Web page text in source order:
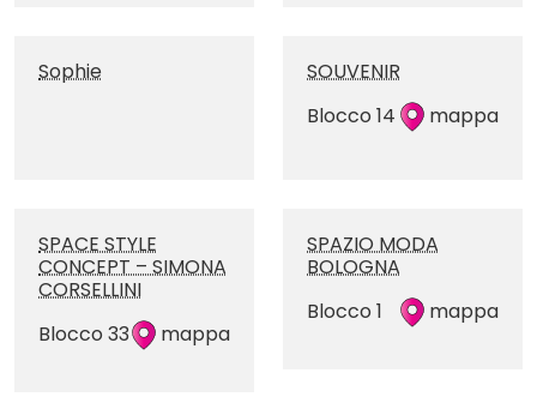
Sophie
SOUVENIR
Blocco 14
mappa
SPACE STYLE
CONCEPT – SIMONA
CORSELLINI
Blocco 33
mappa
SPAZIO MODA
BOLOGNA
Blocco 1
mappa